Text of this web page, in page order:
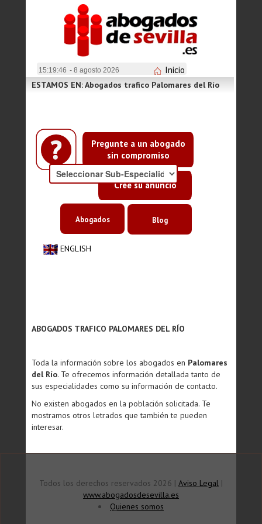
15:19:46 - 8 agosto 2026 Inicio
Pregunte a un abogado
sin compromiso
Cree su anuncio
ESTAMOS EN: Abogados trafico Palomares del Río
ENGLISH
Abogados Blog
ABOGADOS TRAFICO PALOMARES DEL RÍO
Toda la información sobre los abogados en Palomares
del Río. Te ofrecemos información detallada tanto de
sus especialidades como su información de contacto.
No existen abogados en la población solicitada. Te
mostramos otros letrados que también te pueden
interesar.
Todos los derechos reservados 2026 | Aviso Legal |
www.abogadosdesevilla.es
Quienes somos